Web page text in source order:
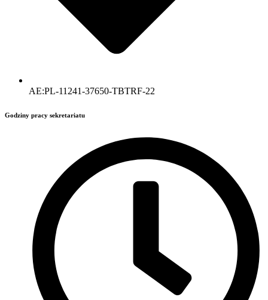
AE:PL-11241-37650-TBTRF-22
Godziny pracy sekretariatu